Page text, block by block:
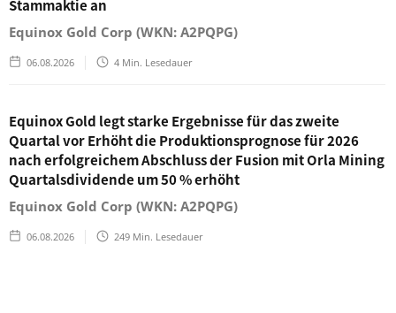
Stammaktie an
Equinox Gold Corp (WKN: A2PQPG)
06.08.2026 4 Min. Lesedauer
Equinox Gold legt starke Ergebnisse für das zweite
Quartal vor Erhöht die Produktionsprognose für 2026
nach erfolgreichem Abschluss der Fusion mit Orla Mining
Quartalsdividende um 50 % erhöht
Equinox Gold Corp (WKN: A2PQPG)
06.08.2026 249 Min. Lesedauer